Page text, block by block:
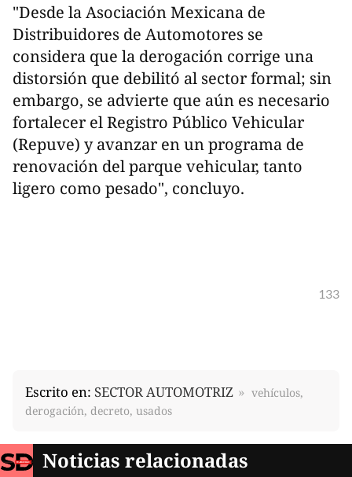
"Desde la Asociación Mexicana de
Distribuidores de Automotores se
considera que la derogación corrige una
distorsión que debilitó al sector formal; sin
embargo, se advierte que aún es necesario
fortalecer el Registro Público Vehicular
(Repuve) y avanzar en un programa de
renovación del parque vehicular, tanto
ligero como pesado", concluyo.
133
Escrito en: SECTOR AUTOMOTRIZ
vehículos,
derogación, decreto, usados
Noticias relacionadas